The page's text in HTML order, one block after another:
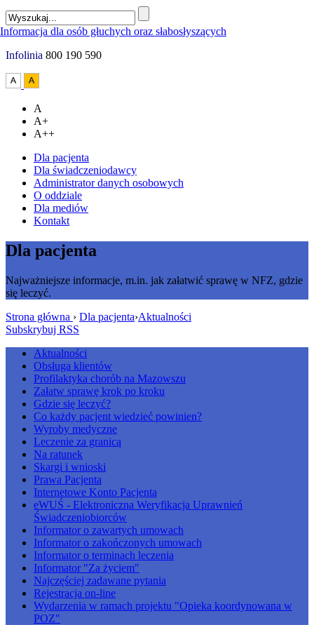
Infolinia 800 190 590
A
A+
A++
Dla pacjenta
Dla świadczeniodawcy
Administrator danych osobowych
O oddziale
Dla mediów
Kontakt
Dla pacjenta
Najważniejsze informacje, m.in. jak załatwić sprawę w NFZ, gdzie
się leczyć.
Strona główna › Dla pacjenta›Aktualności
Subskrybuj RSS
Aktualności
Obsługa klientów
Profilaktyka chorób na Mazowszu
Załatw sprawę krok po kroku
Gdzie się leczyć?
Co każdy pacjent wiedzieć powinien?
Wyroby medyczne
Leczenie za granicą
Na ratunek
Skargi i wnioski
Prawa Pacjenta
Internetowe Konto Pacjenta
eWUŚ - Elektroniczna Weryfikacja Uprawnień
Świadczeniobiorców
Informator o zawartych umowach
Informator o zakończonych umowach
Informator o terminach leczenia
Informator "Za życiem"
Najczęściej zadawane pytania
Rejestracja on-line
Wydarzenia w ramach projektu "Opieka koordynowana w
POZ"